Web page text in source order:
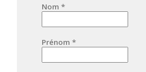
Nom *
Prénom *